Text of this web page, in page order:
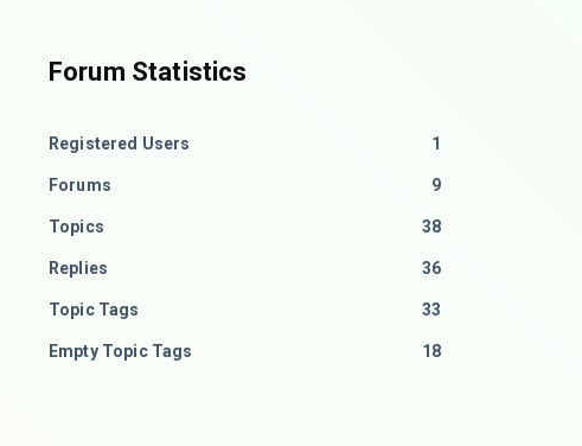
Forum Statistics
Registered Users 1
Forums 9
Topics 38
Replies 36
Topic Tags 33
Empty Topic Tags 18